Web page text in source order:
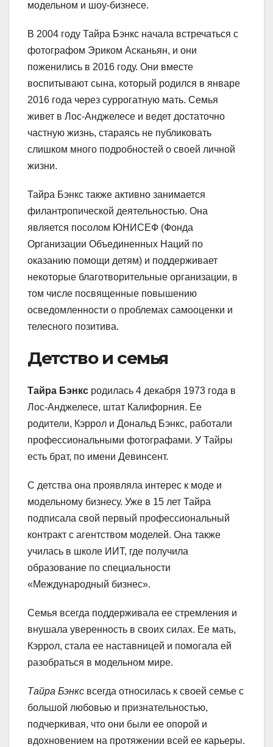
модельном и шоу-бизнесе.
В 2004 году Тайра Бэнкс начала встречаться с
фотографом Эриком Асканьян, и они
поженились в 2016 году. Они вместе
воспитывают сына, который родился в январе
2016 года через суррогатную мать. Семья
живет в Лос-Анджелесе и ведет достаточно
частную жизнь, стараясь не публиковать
слишком много подробностей о своей личной
жизни.
Тайра Бэнкс также активно занимается
филантропической деятельностью. Она
является посолом ЮНИСЕФ (Фонда
Организации Объединенных Наций по
оказанию помощи детям) и поддерживает
некоторые благотворительные организации, в
том числе посвященные повышению
осведомленности о проблемах самооценки и
телесного позитива.
Детство и семья
Тайра Бэнкс родилась 4 декабря 1973 года в
Лос-Анджелесе, штат Калифорния. Ее
родители, Кэррол и Дональд Бэнкс, работали
профессиональными фотографами. У Тайры
есть брат, по имени Девинсент.
С детства она проявляла интерес к моде и
модельному бизнесу. Уже в 15 лет Тайра
подписала свой первый профессиональный
контракт с агентством моделей. Она также
училась в школе ИИТ, где получила
образование по специальности
«Международный бизнес».
Семья всегда поддерживала ее стремления и
внушала уверенность в своих силах. Ее мать,
Кэррол, стала ее наставницей и помогала ей
разобраться в модельном мире.
Тайра Бэнкс всегда относилась к своей семье с
большой любовью и признательностью,
подчеркивая, что они были ее опорой и
вдохновением на протяжении всей ее карьеры.